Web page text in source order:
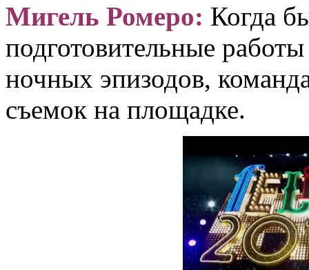
Мигель Ромеро: Когда
подготовительные
ночных эпизодов,
съемок на площадке.